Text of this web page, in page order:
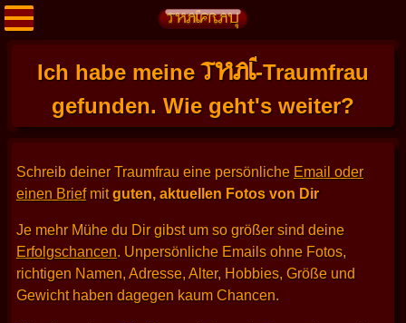
Ich habe meineTHAI-Traumfrau
gefunden. Wie geht's weiter?
Schreib deiner Traumfrau eine persönliche Email oder
einen Briefmitguten, aktuellen Fotos von Dir
Je mehr Mühe du Dir gibst um so größer sind deine
Erfolgschancen. Unpersönliche Emails ohne Fotos,
richtigen Namen, Adresse, Alter, Hobbies, Größe und
Gewicht haben dagegen kaum Chancen.